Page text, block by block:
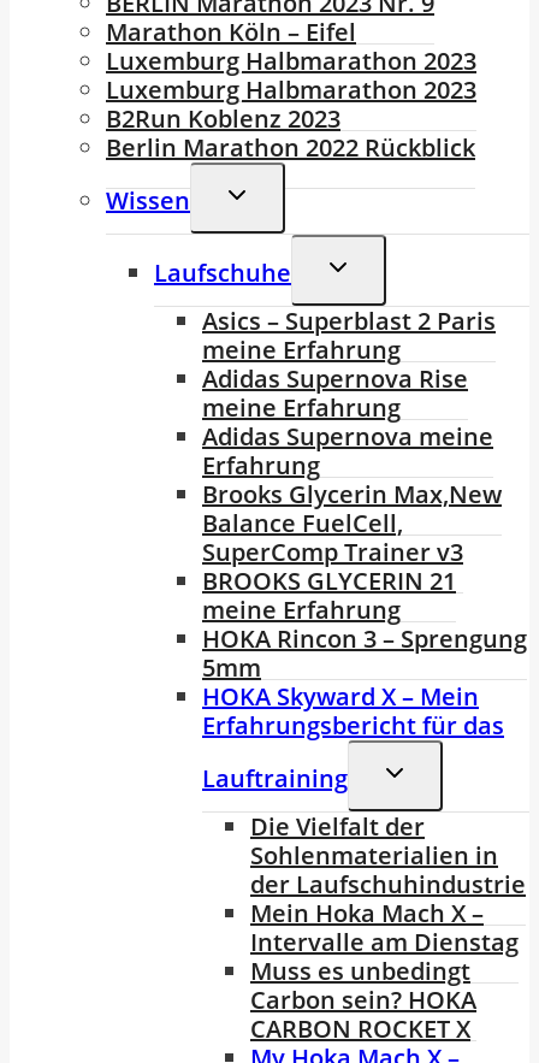
Marathon Köln – Eifel
Luxemburg Halbmarathon 2023
Luxemburg Halbmarathon 2023
B2Run Koblenz 2023
Berlin Marathon 2022 Rückblick
Wissen
Untermenü
Laufschuhe
Untermenü
Asics – Superblast 2 Paris
meine Erfahrung
Adidas Supernova Rise
meine Erfahrung
Adidas Supernova meine
Erfahrung
Brooks Glycerin Max,New
Balance FuelCell,
SuperComp Trainer v3
BROOKS GLYCERIN 21
meine Erfahrung
HOKA Rincon 3 – Sprengung
5mm
HOKA Skyward X – Mein
Erfahrungsbericht für das
Lauftraining
Untermenü
Die Vielfalt der
Sohlenmaterialien in
der Laufschuhindustrie
Mein Hoka Mach X –
Intervalle am Dienstag
Muss es unbedingt
Carbon sein? HOKA
CARBON ROCKET X